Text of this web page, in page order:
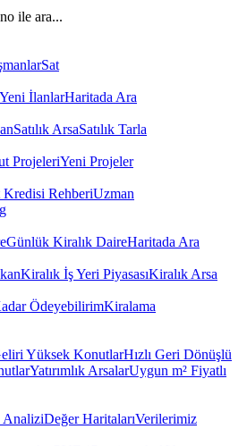
ile ara...
Sat
Yeni İlanlarHaritada Ara
Satılık ArsaSatılık Tarla
ProjeleriYeni Projeler
RehberiUzman
Günlük Kiralık DaireHaritada Ara
Kiralık İş Yeri PiyasasıKiralık Arsa
ÖdeyebilirimKiralama
Yüksek KonutlarHızlı Geri Dönüşlü
Yatırımlık ArsalarUygun m² Fiyatlı
AnaliziDeğer HaritalarıVerilerimiz